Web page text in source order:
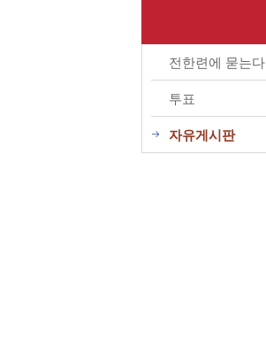
전한련에 묻는다
투표
자유게시판